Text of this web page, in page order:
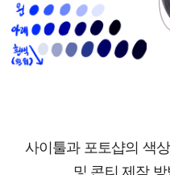
사이툴과 포토샵의 색